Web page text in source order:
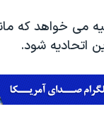
می خواهد که
اتحادیه شود.